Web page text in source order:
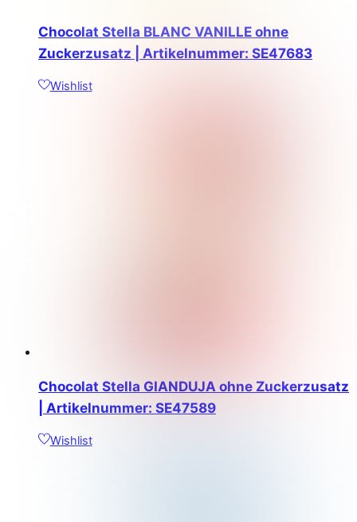
Chocolat Stella BLANC VANILLE ohne
Zuckerzusatz | Artikelnummer: SE47683
Wishlist
Chocolat Stella GIANDUJA ohne Zuckerzusatz
| Artikelnummer: SE47589
Wishlist